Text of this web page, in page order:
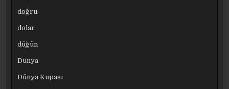
doğru
dolar
düğün
Dünya
Dünya Kupası